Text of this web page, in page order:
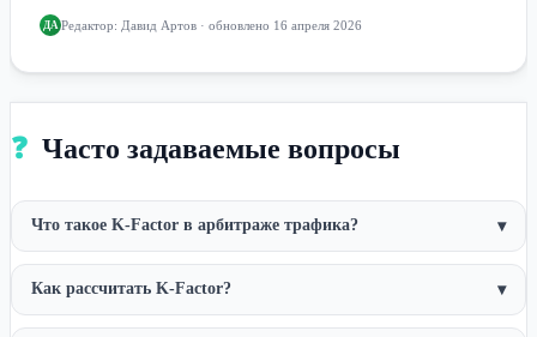
ДА Редактор: Давид Артов · обновлено 16 апреля 2026
❓ Часто задаваемые вопросы
Что такое K-Factor в арбитраже трафика? ▾
Как рассчитать K-Factor? ▾